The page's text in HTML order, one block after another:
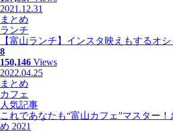
2021.12.31
まとめ
ランチ
【富山ランチ】インスタ映えもするオ
8
150,146 Views
2022.04.25
まとめ
カフェ
人気記事
これであなたも“富山カフェ”マスター
め 2021